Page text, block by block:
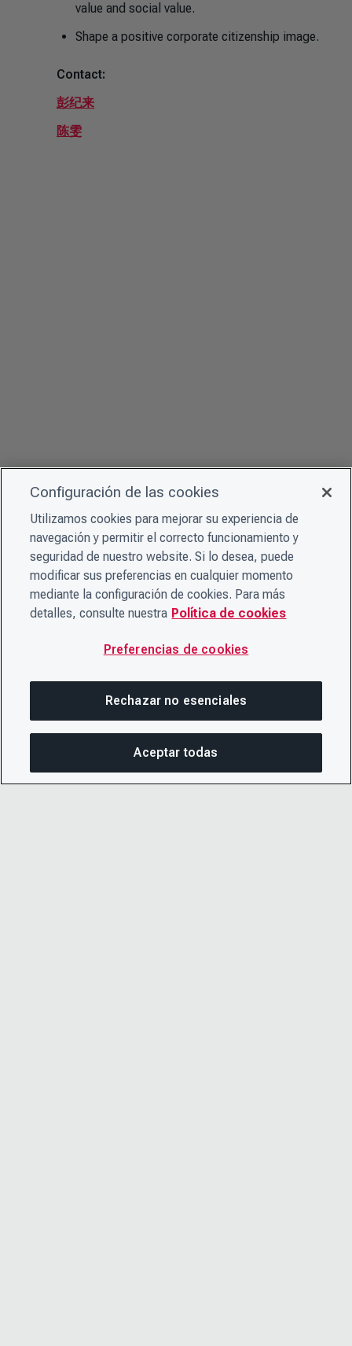
value and social value.
Shape a positive corporate citizenship image.
Contact:
彭纪来
陈雯
Configuración de las cookies
Utilizamos cookies para mejorar su experiencia de
navegación y permitir el correcto funcionamiento y
seguridad de nuestro website. Si lo desea, puede
modificar sus preferencias en cualquier momento
mediante la configuración de cookies. Para más
detalles, consulte nuestra Política de cookies
Preferencias de cookies
Rechazar no esenciales
Aceptar todas